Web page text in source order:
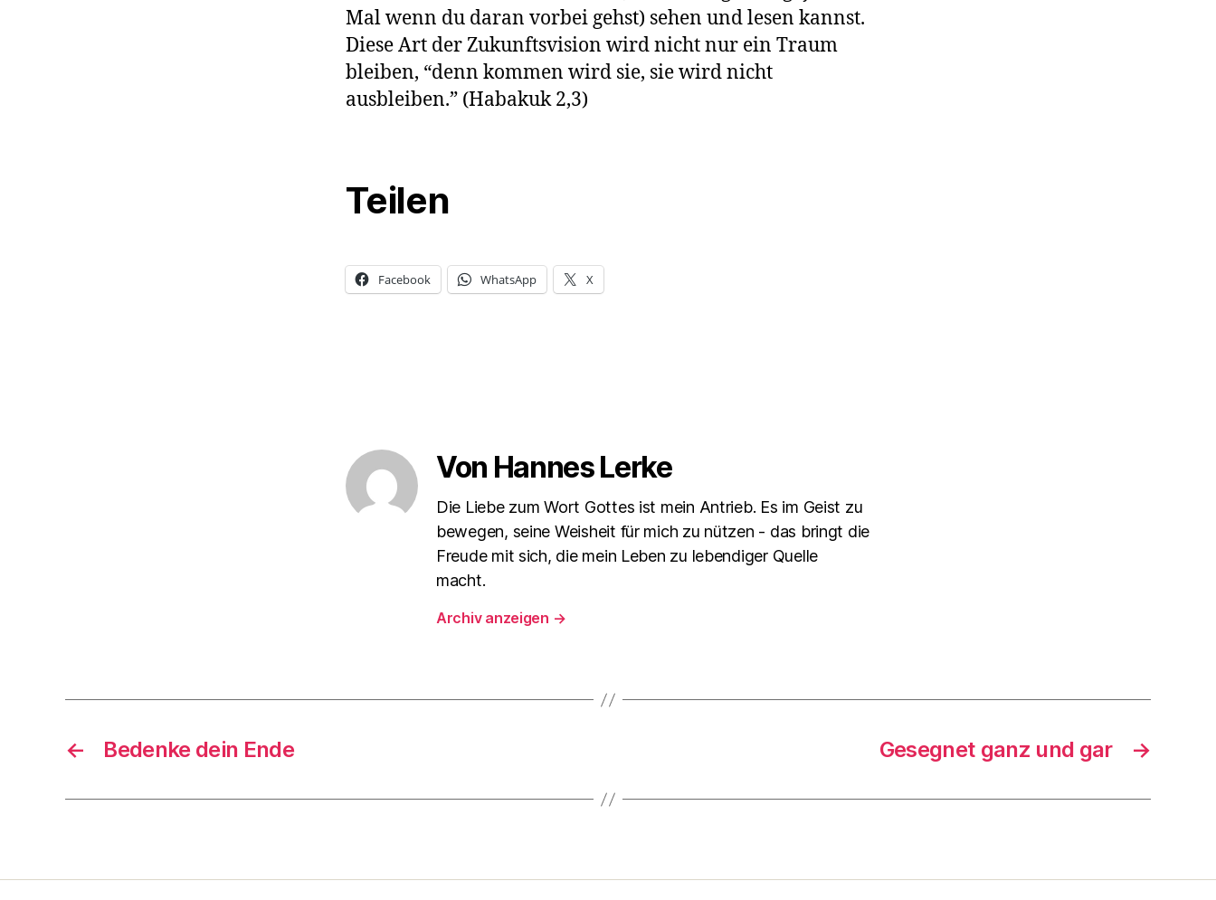
Mal wenn du daran vorbei gehst) sehen und lesen kannst.
Diese Art der Zukunftsvision wird nicht nur ein Traum
bleiben, “denn kommen wird sie, sie wird nicht
ausbleiben.” (Habakuk 2,3)
Teilen
Facebook WhatsApp X
Von Hannes Lerke
Die Liebe zum Wort Gottes ist mein Antrieb. Es im Geist zu
bewegen, seine Weisheit für mich zu nützen - das bringt die
Freude mit sich, die mein Leben zu lebendiger Quelle
macht.
Archiv anzeigen →
← Bedenke dein Ende →
Gesegnet ganz und gar